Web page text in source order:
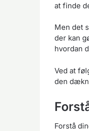
at finde
Men det
der kan
hvordan
Ved at
den
Forstå